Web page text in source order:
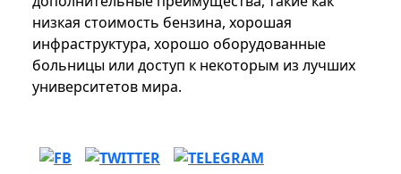
низкая стоимость бензина, хорошая
инфраструктура, хорошо оборудованные
больницы или доступ к некоторым из лучших
университетов мира.